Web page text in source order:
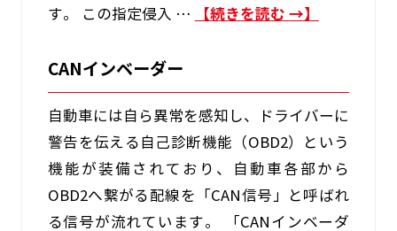
す。 この指定侵入 …
続きを読む →
CANインベーダー
自動車には自ら異常を感知し、ドライバーに
警告を伝える自己診断機能（OBD2）という
機能が装備されており、自動車各部から
OBD2へ繋がる配線を「CAN信号」と呼ばれ
る信号が流れています。 「CANインベーダ